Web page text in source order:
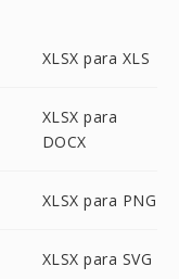
XLSX para XLS
XLSX para
DOCX
XLSX para PNG
XLSX para SVG